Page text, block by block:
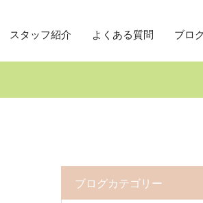
スタッフ紹介 よくある質問 ブロ
ブログカテゴリー